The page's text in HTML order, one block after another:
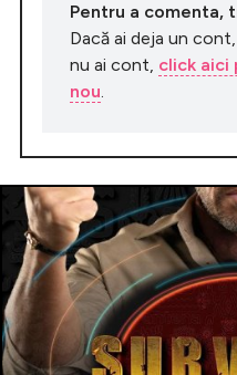
Pentru a comenta,
Dacă ai deja un cont,
nu ai cont, click aici
nou